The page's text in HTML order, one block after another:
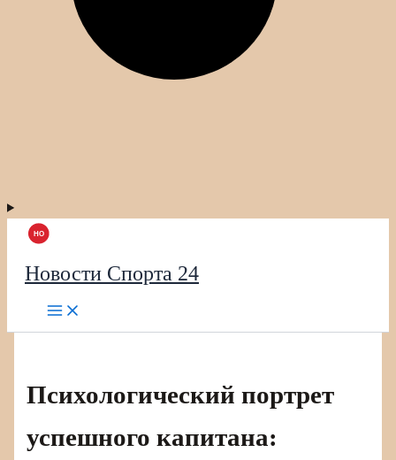
Новости Спорта 24
Психологический портрет
успешного капитана: